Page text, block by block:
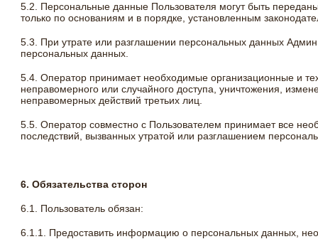
5.2. Персональные данные Пользователя могут быть
только по основаниям и в порядке, установленным
5.3. При утрате или разглашении персональных данных
персональных данных.
5.4. Оператор принимает необходимые организационные и
неправомерного или случайного доступа, уничтожения,
неправомерных действий третьих лиц.
5.5. Оператор совместно с Пользователем принимает все
последствий, вызванных утратой или разглашением
6. Обязательства сторон
6.1. Пользователь обязан:
6.1.1. Предоставить информацию о персональных данных,